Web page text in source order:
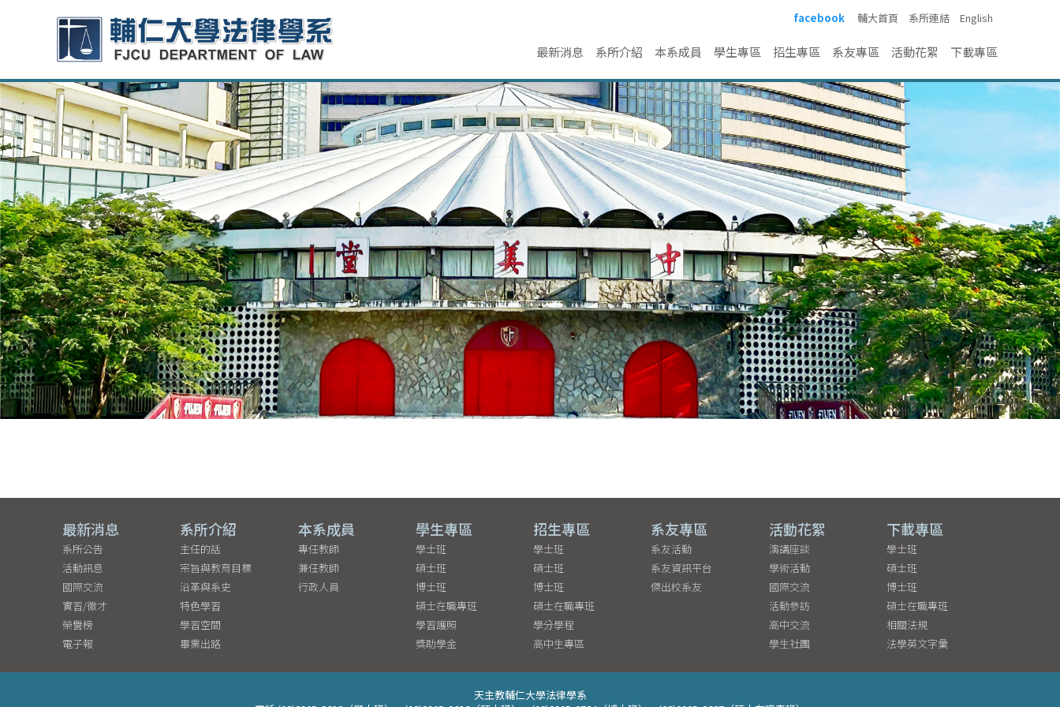
facebook 輔大首頁 系所連結 English
最新消息 系所介紹 本系成員 學生專區 招生專區 系友專區 活動花絮 下載專區
最新消息
系所公告
活動訊息
國際交流
實習/徵才
榮譽榜
電子報
系所介紹
主任的話
宗旨與教育目標
沿革與系史
特色學習
學習空間
畢業出路
本系成員
專任教師
兼任教師
行政人員
學生專區
學士班
碩士班
博士班
碩士在職專班
學習護照
獎助學金
招生專區
學士班
碩士班
博士班
碩士在職專班
學分學程
高中生專區
系友專區
系友活動
系友資訊平台
傑出校系友
活動花絮
演講座談
學術活動
國際交流
活動參訪
高中交流
學生社團
下載專區
學士班
碩士班
博士班
碩士在職專班
相關法規
法學英文字彙
天主教輔仁大學法律學系